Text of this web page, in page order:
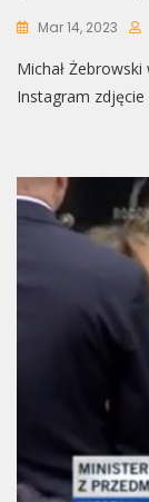
Mar 14, 2023
Michał
Instagram